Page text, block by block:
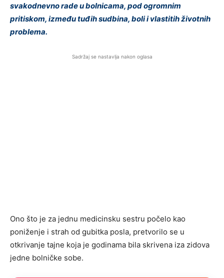
svakodnevno rade u bolnicama, pod ogromnim
pritiskom, između tuđih sudbina, boli i vlastitih životnih
problema.
Sadržaj se nastavlja nakon oglasa
Ono što je za jednu medicinsku sestru počelo kao
poniženje i strah od gubitka posla, pretvorilo se u
otkrivanje tajne koja je godinama bila skrivena iza zidova
jedne bolničke sobe.